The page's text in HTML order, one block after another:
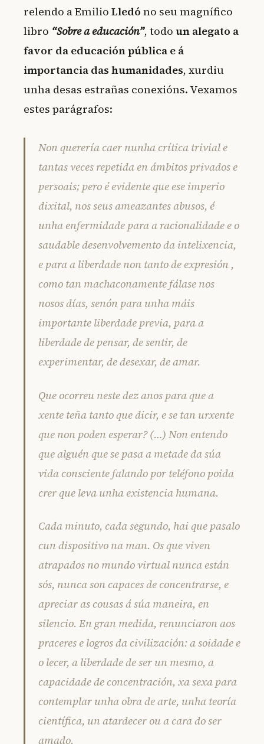
relendo a Emilio Lledó no seu magnífico
libro “Sobre a educación”, todo un alegato a
favor da educación pública e á
importancia das humanidades, xurdiu
unha desas estrañas conexións. Vexamos
estes parágrafos:
Non querería caer nunha crítica trivial e
tantas veces repetida en ámbitos privados e
persoais; pero é evidente que ese imperio
dixital, nos seus ameazantes abusos, é
unha enfermidade para a racionalidade e o
saudable desenvolvemento da intelixencia,
e para a liberdade non tanto de expresión ,
como tan machaconamente fálase nos
nosos días, senón para unha máis
importante liberdade previa, para a
liberdade de pensar, de sentir, de
experimentar, de desexar, de amar.
Que ocorreu neste dez anos para que a
xente teña tanto que dicir, e se tan urxente
que non poden esperar? (…) Non entendo
que alguén que se pasa a metade da súa
vida consciente falando por teléfono poida
crer que leva unha existencia humana.
Cada minuto, cada segundo, hai que pasalo
cun dispositivo na man. Os que viven
atrapados no mundo virtual nunca están
sós, nunca son capaces de concentrarse, e
apreciar as cousas á súa maneira, en
silencio. En gran medida, renunciaron aos
praceres e logros da civilización: a soidade e
o lecer, a liberdade de ser un mesmo, a
capacidade de concentración, xa sexa para
contemplar unha obra de arte, unha teoría
científica, un atardecer ou a cara do ser
amado.